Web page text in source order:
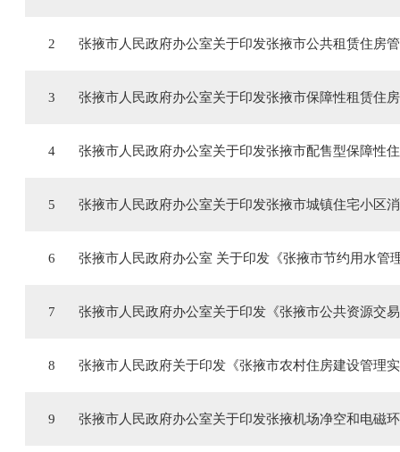
2 张掖市人民政府办公室关于印发张掖市公共租赁住房
3 张掖市人民政府办公室关于印发张掖市保障性租赁住
4 张掖市人民政府办公室关于印发张掖市配售型保障性
5 张掖市人民政府办公室关于印发张掖市城镇住宅小区
6 张掖市人民政府办公室 关于印发《张掖市节约用水管
7 张掖市人民政府办公室关于印发《张掖市公共资源交
8 张掖市人民政府关于印发《张掖市农村住房建设管理
9 张掖市人民政府办公室关于印发张掖机场净空和电磁